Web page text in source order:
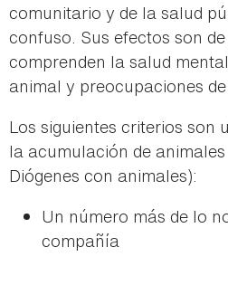
comunitario y de la salud
confuso. Sus efectos son
comprenden la salud
animal y preocupaciones
Los siguientes criterios son
la acumulación de
Diógenes con animales):
Un número más de lo
compañía